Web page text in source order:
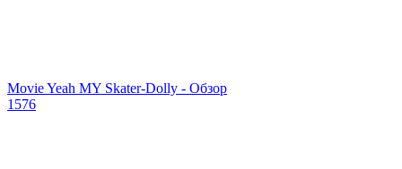
Movie Yeah MY Skater-Dolly - Обзор
1576